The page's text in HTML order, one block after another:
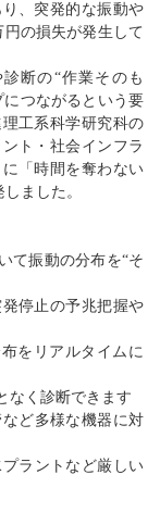
、突発的な振動や
の損失が発生して
断の“作業そのも
つながるという要
工系科学研究科の
ト・社会インフラ
「時間を奪わない
ました。
て振動の分布を“そ
停止の予兆把握や
をリアルタイムに
なく診断できます
ど多様な機器に対
ラントなど厳しい